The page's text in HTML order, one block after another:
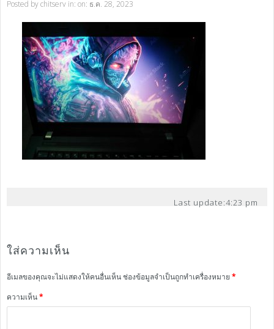
Posted bychitserv in: on: ธ.ค. 28, 2023
Last update:4:23 pm
ใส่ความเห็น
อีเมลของคุณจะไม่แสดงให้คนอื่นเห็นช่องข้อมูลจำเป็นถูกทำเครื่องหมาย *
ความเห็น*